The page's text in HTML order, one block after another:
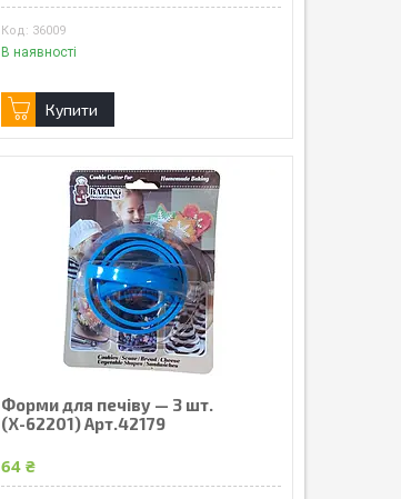
36009
В наявності
Купити
Форми для печіву — 3 шт.
(Х-62201) Арт.42179
64 ₴